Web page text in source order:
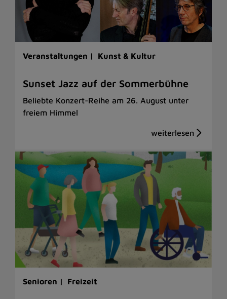
Veranstaltungen | Kunst & Kultur
Sunset Jazz auf der Sommerbühne
Beliebte Konzert-Reihe am 26. August unter
freiem Himmel
Senioren | Freizeit